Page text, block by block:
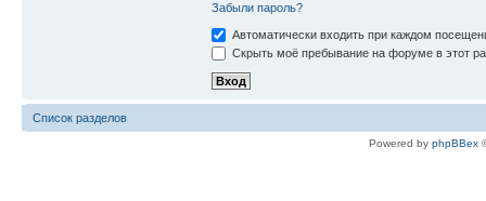
Забыли пароль?
Автоматически входить при каждом
Скрыть моё пребывание на форуме в этот
Список разделов
Powered by phpBBex